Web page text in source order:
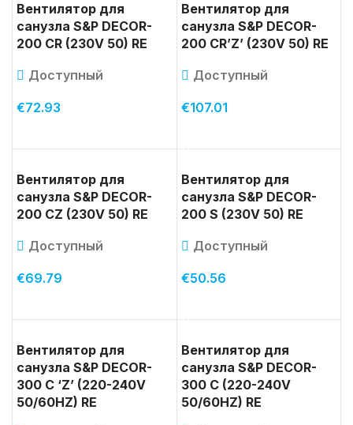
Вентилятор для
санузла S&P DECOR-
200 CR (230V 50) RE
Доступный
€72.93
Вентилятор для
санузла S&P DECOR-
200 CR’Z’ (230V 50) RE
Доступный
€107.01
Вентилятор для
санузла S&P DECOR-
200 CZ (230V 50) RE
Доступный
€69.79
Вентилятор для
санузла S&P DECOR-
200 S (230V 50) RE
Доступный
€50.56
Вентилятор для
санузла S&P DECOR-
300 C ‘Z’ (220-240V
50/60HZ) RE
Вентилятор для
санузла S&P DECOR-
300 C (220-240V
50/60HZ) RE